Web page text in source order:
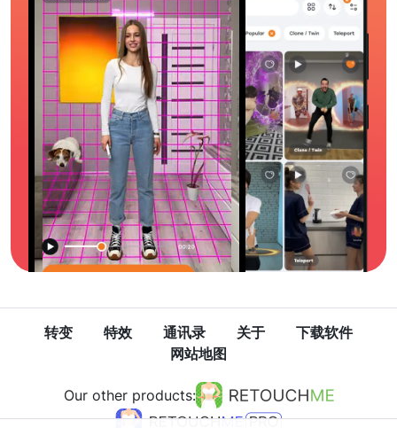
转变 特效 通讯录 关于
下载软件
网站地图
Our other products: